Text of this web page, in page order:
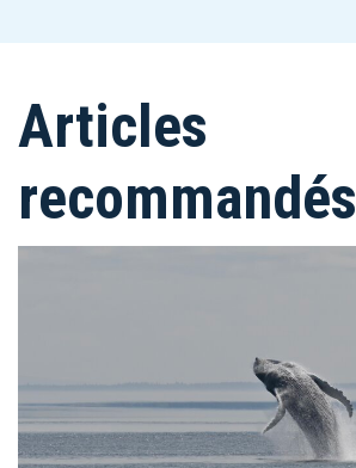
Articles
recommandés